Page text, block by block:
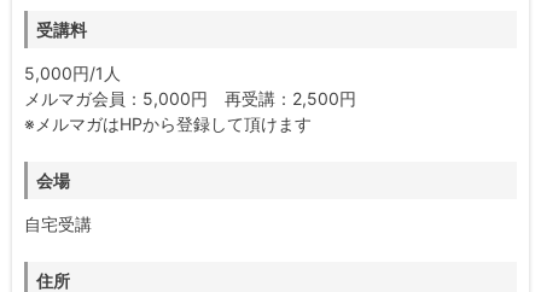
受講料
5,000円/1人
メルマガ会員：5,000円 再受講：2,500円
※メルマガはHPから登録して頂けます
会場
自宅受講
住所